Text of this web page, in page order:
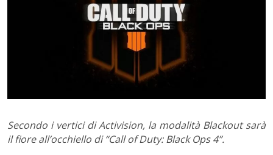
Secondo i vertici di Activision, la modalità Blackout sarà
il fiore all’occhiello di “Call of Duty: Black Ops 4”.